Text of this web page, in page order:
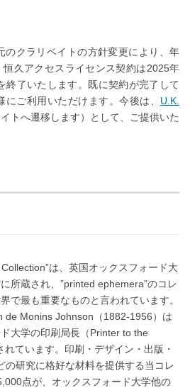
のクラリベイトの方針変更により、年
久アクセスライセンス契約は2025年
終了いたします。既に契約が完了して
にご利用いただけます。今後は、 U.K.
イトへ遷移します）
として、ご提供いた
は、英国オックスフォード大
所蔵され、”printed ephemera”のコレ
で最も重要なものと言われています。
de Monins Johnson（1882-1956）は
大学の印刷局長（Printer to the
れています。印刷・デザイン・出版・
の研究に格好な材料を提供する当コレ
点が、オックスフォード大学他の